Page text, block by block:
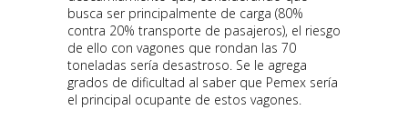
busca ser principalmente de carga (80%
contra 20% transporte de pasajeros), el riesgo
de ello con vagones que rondan las 70
toneladas sería desastroso. Se le agrega
grados de dificultad al saber que Pemex sería
el principal ocupante de estos vagones.